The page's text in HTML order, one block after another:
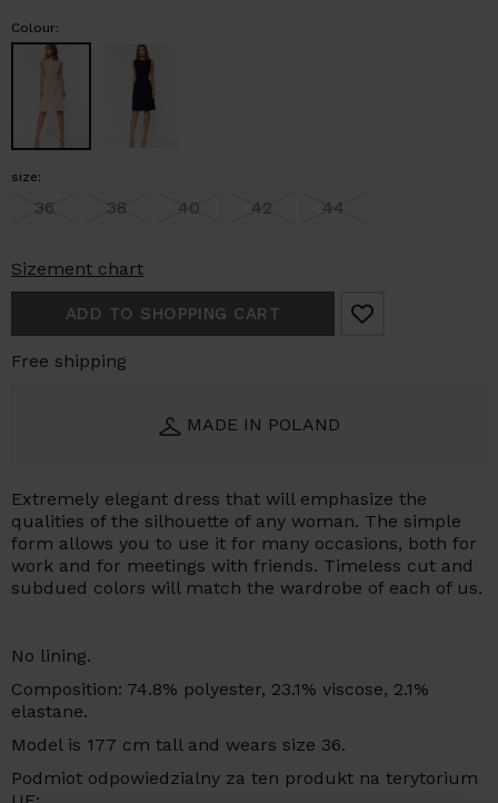
Colour:
size:
36 38 40 42 44
Sizement chart
ADD TO SHOPPING CART
Free shipping
MADE IN POLAND
Extremely elegant dress that will emphasize the
qualities of the silhouette of any woman. The simple
form allows you to use it for many occasions, both for
work and for meetings with friends. Timeless cut and
subdued colors will match the wardrobe of each of us.
No lining.
Composition: 74.8% polyester, 23.1% viscose, 2.1%
elastane.
Model is 177 cm tall and wears size 36.
Podmiot odpowiedzialny za ten produkt na terytorium